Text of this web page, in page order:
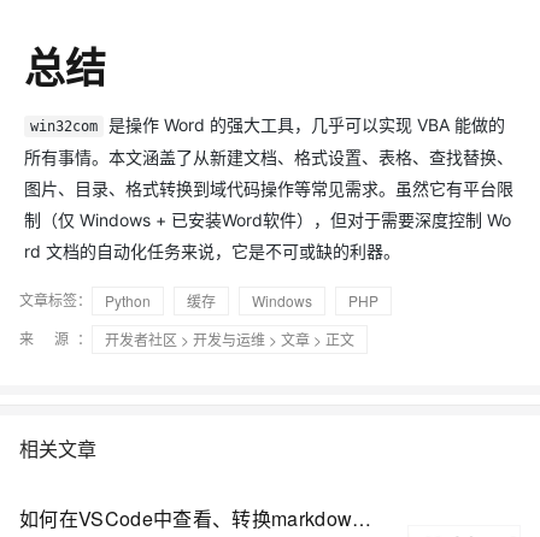
总结
win32com
是操作 Word 的强大工具，几乎可以实现 VBA 能做的
所有事情。本文涵盖了从新建文档、格式设置、表格、查找替换、
图片、目录、格式转换到域代码操作等常见需求。虽然它有平台限
制（仅 Windows + 已安装Word软件），但对于需要深度控制 Wo
rd 文档的自动化任务来说，它是不可或缺的利器。
文章标签： Python 缓存 Windows
PHP
来 源：
开发者社区 > 开发与运维 > 文章 > 正文
相关文章
如何在VSCode中查看、转换markdown文件：使用MPE（Markdown Previe Enhanced）插件